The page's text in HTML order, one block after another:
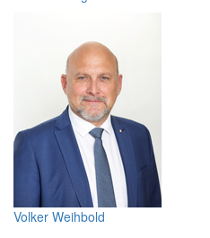
Volker Weihbold